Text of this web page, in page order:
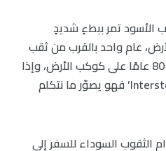
الأسود تمر ببطءٍ شديدٍ
عام واحد بالقرب من ثقب
أسود من الممكن أن يعادل 80 عامًا على كوكب الأرض، وإذا
كنتم قد شاهدتم فيلم ‘Interstellar’ فهو يصوّر ما نتكلم
الثقوب السوداء للسفر إلى